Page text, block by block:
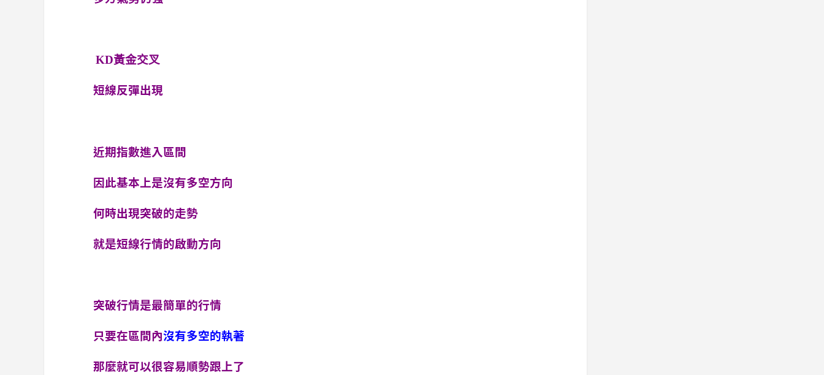
KD黃金交叉
短線反彈出現
近期指數進入區間
因此基本上是沒有多空方向
何時出現突破的走勢
就是短線行情的啟動方向
突破行情是最簡單的行情
只要在區間內沒有多空的執著
那麼就可以很容易順勢跟上了